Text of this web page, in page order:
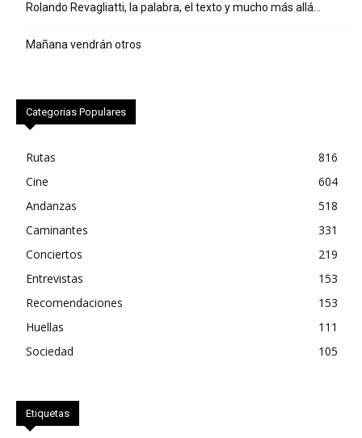
Rolando Revagliatti, la palabra, el texto y mucho más allá…
Mañana vendrán otros
Categorias Populares
Rutas
816
Cine
604
Andanzas
518
Caminantes
331
Conciertos
219
Entrevistas
153
Recomendaciones
153
Huellas
111
Sociedad
105
Etiquetas